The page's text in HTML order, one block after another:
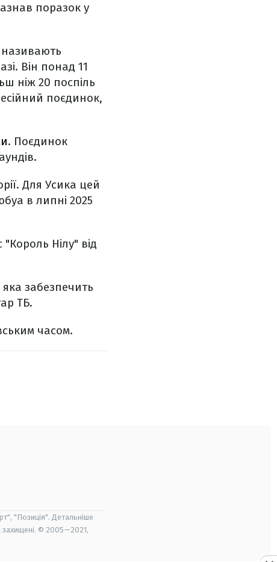
поразок у
називають
Він понад 11
ніж 20 поспіль
поєдинок,
. Поєдинок
Для Усика цей
в липні 2025
Нілу" від
забезпечить
ТБ.
часом.
"Позиція". Детальніше
захищені. © 2005—2021,